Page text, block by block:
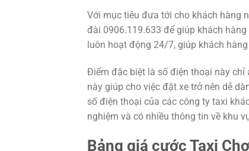
Với mục tiêu đưa tới cho khách hàng
đài 0906.119.633 để giúp khách
luôn hoạt động 24/7, giúp khách
Điểm đặc biệt là số điện thoại này chỉ
này giúp cho việc đặt xe trở nên dễ
số điện thoại của các công ty taxi
nghiệm và có nhiều thông tin về khu
Bảng giá cước Taxi